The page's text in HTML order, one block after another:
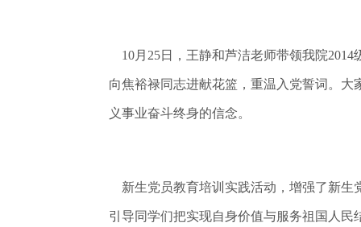
10月25日，王静和芦洁老师带领我院
向焦裕禄同志进献花篮，重温入党誓词。
义事业奋斗终身的信念。
新生党员教育培训实践活动，增强了新生
引导同学们把实现自身价值与服务祖国人